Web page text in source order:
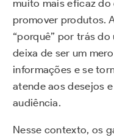
muito mais eficaz do
promover produtos.
“porquê” por trás
deixa de ser um
informações e se
atende aos desejos
audiência.
Nesse contexto, os